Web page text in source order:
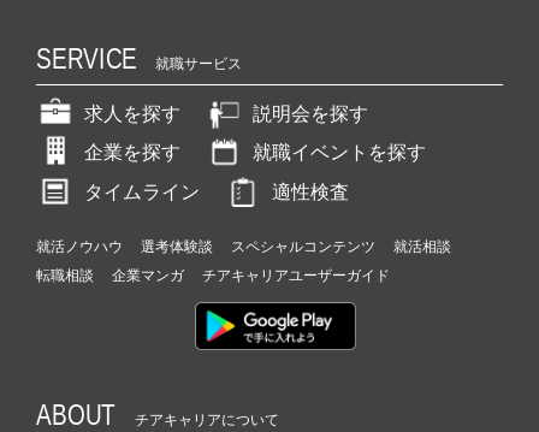
ア
ャ
リ
ア
（C
e
e
C
a
e
SERVICE 就職サービス
求人を探す
説明会を探す
企業を探す
就職イベントを探す
タイムライン
適性検査
就活ノウハウ 選考体験談 スペシャルコンテンツ
就活相談
転職相談
企業マンガ チアキャリアユーザーガイド
ABOUT チアキャリアについて